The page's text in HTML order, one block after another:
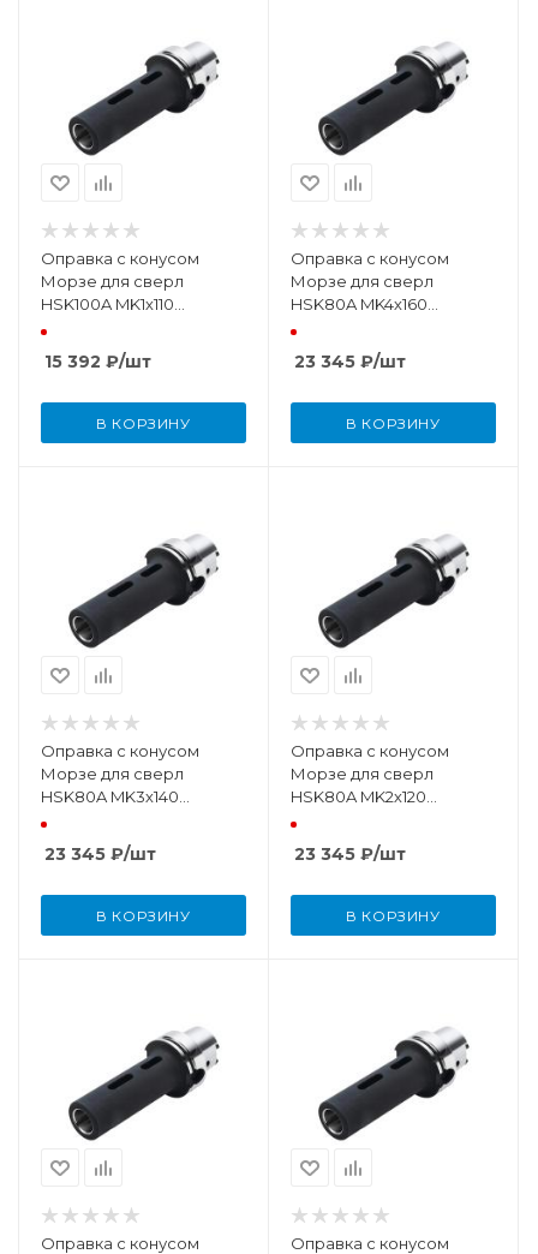
Оправка с конусом
Морзе для сверл
HSK100A MK1х110
DIN69893
15 392 ₽/шт
В КОРЗИНУ
Оправка с конусом
Морзе для сверл
HSK80A MK4х160
DIN69893
23 345 ₽/шт
В КОРЗИНУ
Оправка с конусом
Морзе для сверл
HSK80A MK3х140
DIN69893
23 345 ₽/шт
В КОРЗИНУ
Оправка с конусом
Морзе для сверл
HSK80A MK2х120
DIN69893
23 345 ₽/шт
В КОРЗИНУ
Оправка с конусом Оправка с конусом